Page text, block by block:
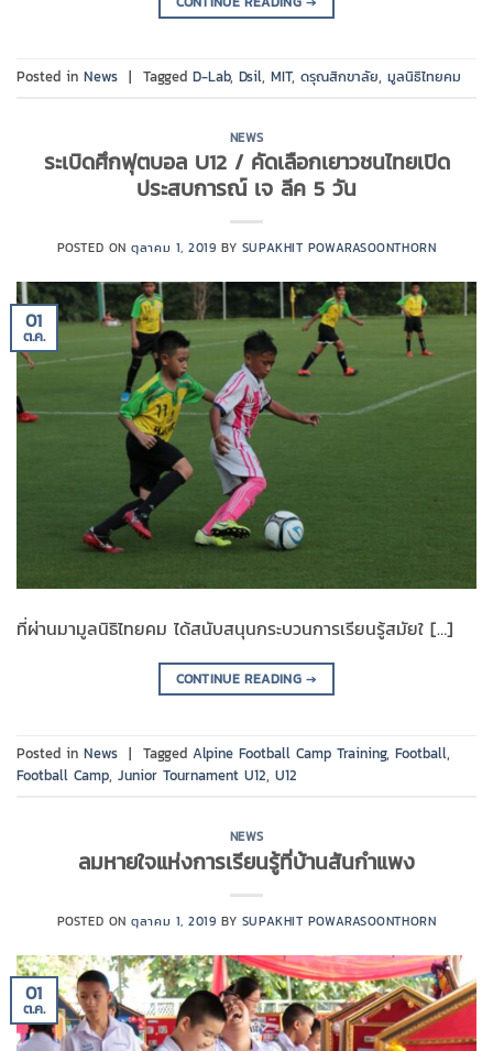
Posted in News | Tagged D-Lab, Dsil, MIT, ดรุณสิกขาลัย, มูลนิธิไทยคม
NEWS
ระเบิดศึกฟุตบอล U12 / คัดเลือกเยาวชนไทยเปิด
ประสบการณ์ เจ ลีค 5 วัน
POSTED ONตุลาคม 1, 2019 BY SUPAKHIT POWARASOONTHORN
01
ต.ค.
ที่ผ่านมามูลนิธิไทยคม ได้สนับสนุนกระบวนการเรียนรู้สมัยใ […]
CONTINUE READING→
Posted in News | Tagged Alpine Football Camp Training, Football,
Football Camp, Junior Tournament U12, U12
NEWS
ลมหายใจแห่งการเรียนรู้ที่บ้านสันกำแพง
POSTED ONตุลาคม 1, 2019 BY SUPAKHIT POWARASOONTHORN
01
ต.ค.